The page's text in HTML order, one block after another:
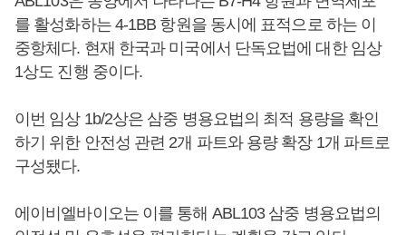
를 활성화하는 4-1BB 항원을 동시에 표적으로 하는 이
중항체다. 현재 한국과 미국에서 단독요법에 대한 임상
1상도 진행 중이다.
이번 임상 1b/2상은 삼중 병용요법의 최적 용량을 확인
하기 위한 안전성 관련 2개 파트와 용량 확장 1개 파트로
구성됐다.
에이비엘바이오는 이를 통해 ABL103 삼중 병용요법의